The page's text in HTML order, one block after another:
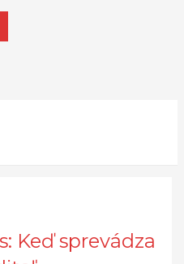
Keď sprevádza